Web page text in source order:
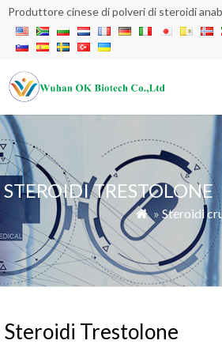
Produttore cinese di polveri di steroidi
STEROIDI TRESTOLONE
 » Steroidi
Steroidi Trestolone